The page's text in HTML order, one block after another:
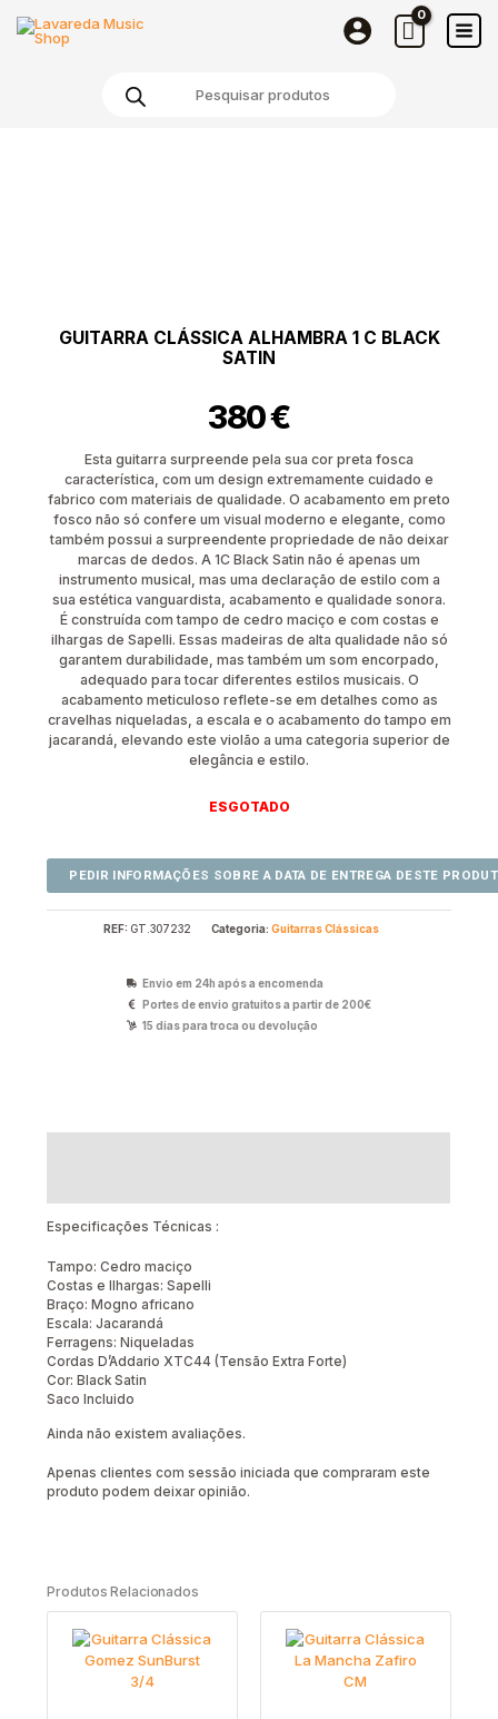
GUITARRA CLÁSSICA ALHAMBRA 1 C BLACK
SATIN
380€
Esta guitarra surpreende pela sua cor preta fosca
característica, com um design extremamente cuidado e
fabrico com materiais de qualidade. O acabamento em preto
fosco não só confere um visual moderno e elegante, como
também possui a surpreendente propriedade de não deixar
marcas de dedos. A 1C Black Satin não é apenas um
instrumento musical, mas uma declaração de estilo com a
sua estética vanguardista, acabamento e qualidade sonora.
É construída com tampo de cedro maciço e com costas e
ilhargas de Sapelli. Essas madeiras de alta qualidade não só
garantem durabilidade, mas também um som encorpado,
adequado para tocar diferentes estilos musicais. O
acabamento meticuloso reflete-se em detalhes como as
cravelhas niqueladas, a escala e o acabamento do tampo em
jacarandá, elevando este violão a uma categoria superior de
elegância e estilo.
ESGOTADO
REF: GT.307232 Categoria: Guitarras Clássicas
Envio em 24h após a encomenda
Portes de envio gratuitos a partir de 200€
15 dias para troca ou devolução
Especificações Técnicas :
Tampo: Cedro maciço
Costas e Ilhargas: Sapelli
Braço: Mogno africano
Escala: Jacarandá
Ferragens: Niqueladas
Cordas D’Addario XTC44 (Tensão Extra Forte)
Cor: Black Satin
Saco Incluido
Ainda não existem avaliações.
Apenas clientes com sessão iniciada que compraram este
produto podem deixar opinião.
Produtos Relacionados